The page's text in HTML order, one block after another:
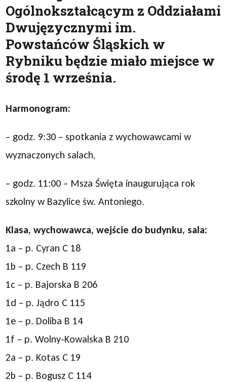
Ogólnokształcącym z Oddziałami
Dwujęzycznymi im.
Powstańców Śląskich w
Rybniku będzie miało miejsce w
środę 1 września.
Harmonogram:
– godz. 9:30 – spotkania z wychowawcami w
wyznaczonych salach,
– godz. 11:00 – Msza Święta inaugurująca rok
szkolny w Bazylice św. Antoniego.
Klasa, wychowawca, wejście do budynku, sala:
1a – p. Cyran C 18
1b – p. Czech B 119
1c – p. Bajorska B 206
1d – p. Jądro C 115
1e – p. Doliba B 14
1f – p. Wolny-Kowalska B 210
2a – p. Kotas C 19
2b – p. Bogusz C 114